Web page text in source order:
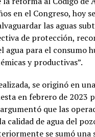
en el Congreso, hoy
las aguas
de protección,
agua para el consumo
y productivas”.
se originó en
en febrero de 2023
que las
calidad de agua del
se sumó una